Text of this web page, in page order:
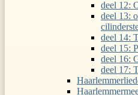
deel 12:
deel 13:
deel 14:
deel 15:
deel 16:
deel 17: